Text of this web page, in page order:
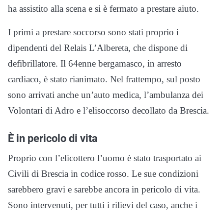
ha assistito alla scena e si è fermato a prestare aiuto.
I primi a prestare soccorso sono stati proprio i
dipendenti del Relais L’Albereta, che dispone di
defibrillatore. Il 64enne bergamasco, in arresto
cardiaco, è stato rianimato. Nel frattempo, sul posto
sono arrivati anche un’auto medica, l’ambulanza dei
Volontari di Adro e l’elisoccorso decollato da Brescia.
È in pericolo di vita
Proprio con l’elicottero l’uomo è stato trasportato ai
Civili di Brescia in codice rosso. Le sue condizioni
sarebbero gravi e sarebbe ancora in pericolo di vita.
Sono intervenuti, per tutti i rilievi del caso, anche i